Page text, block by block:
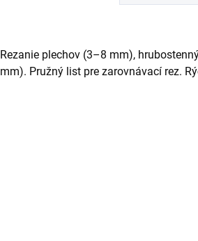
Rezanie plechov (3–8 mm),
mm). Pružný list pre zarovnávací rez.